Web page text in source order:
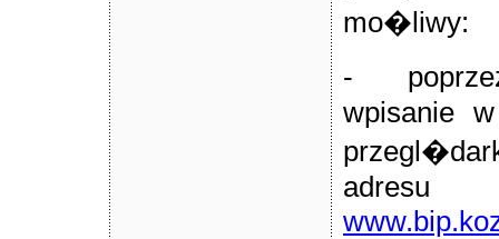
mo�liwy:
-
wpisanie